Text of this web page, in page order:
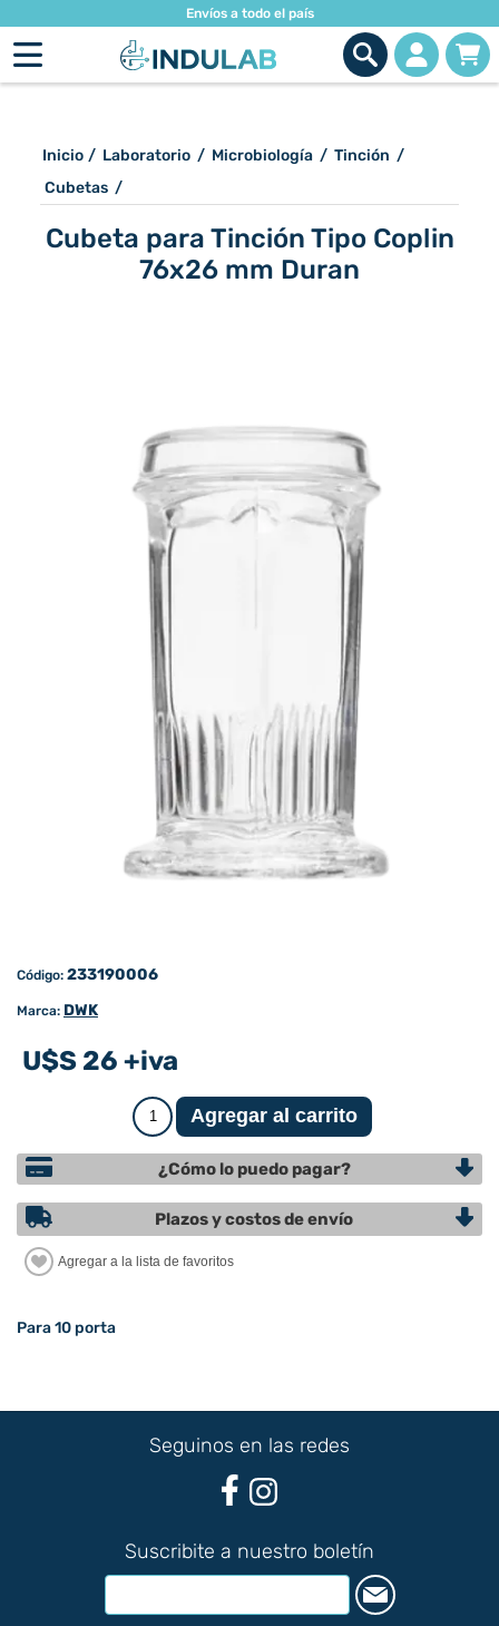
Envíos a todo el país
Inicio / Laboratorio / Microbiología / Tinción /
Cubetas /
Cubeta para Tinción Tipo Coplin
76x26 mm Duran
Código: 233190006
Marca: DWK
U$S 26 +iva
¿Cómo lo puedo pagar?
Plazos y costos de envío
Para 10 porta
Seguinos en las redes
Suscribite a nuestro boletín